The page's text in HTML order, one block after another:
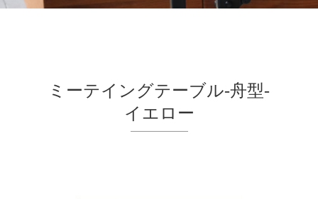
ミーテイングテーブル-舟型-
イエロー